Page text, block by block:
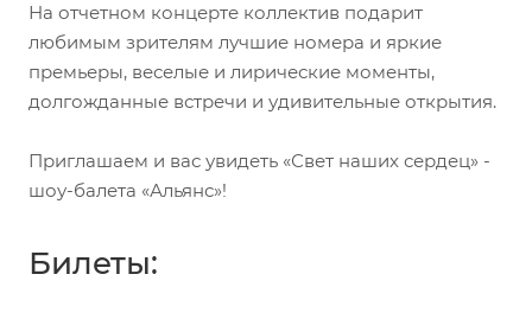
На отчетном концерте коллектив подарит
любимым зрителям лучшие номера и яркие
премьеры, веселые и лирические моменты,
долгожданные встречи и удивительные открытия.
Приглашаем и вас увидеть «Свет наших сердец» -
шоу-балета «Альянс»!
Билеты: